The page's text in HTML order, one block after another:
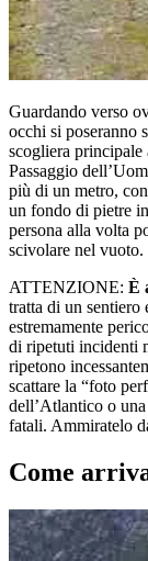
Guardando verso
occhi si poseranno
scogliera principale
Passaggio
più di un metro,
un fondo di pietre
persona alla volta
scivolare nel vuoto.
ATTENZIONE: È
tratta di un sentiero
estremamente
di ripetuti incidenti
ripetono
scattare la “foto
dell’Atlantico o
fatali. Ammiratelo
Come